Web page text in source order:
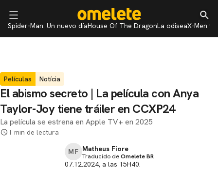
Spider-Man: Un nuevo díaHouse Of The DragonLa odiseaX-Men 97
Películas Notícia
El abismo secreto | La película con Anya
Taylor-Joy tiene tráiler en CCXP24
La película se estrena en Apple TV+ en 2025
1 min de lectura
MF Matheus Fiore
Traducido deOmelete BR
07.12.2024, a las 15H40.